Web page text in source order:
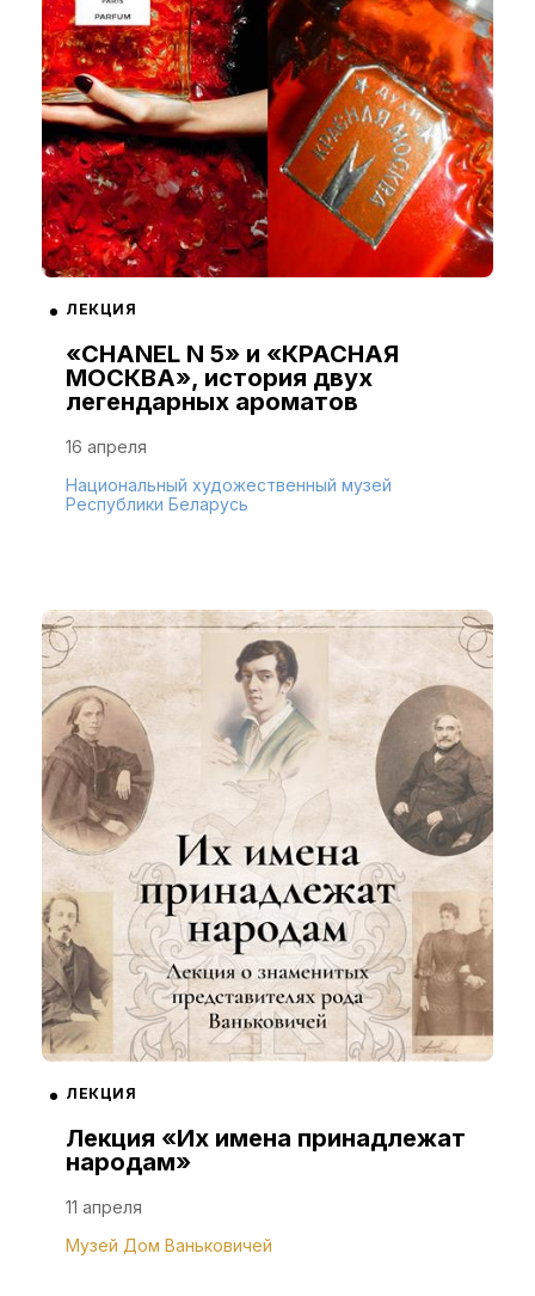
ЛЕКЦИЯ
«CHANEL N 5» и «КРАСНАЯ
МОСКВА», история двух
легендарных ароматов
16 апреля
Национальный художественный музей
Республики Беларусь
ЛЕКЦИЯ
Лекция «Их имена принадлежат
народам»
11 апреля
Музей Дом Ваньковичей